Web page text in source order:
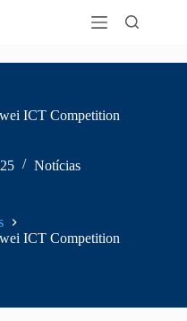
ICT Competition
Notícias
ICT Competition